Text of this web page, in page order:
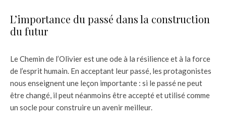
L’importance du passé dans la construction
du futur
Le Chemin de l’Olivier est une ode à la résilience et à la force
de l’esprit humain. En acceptant leur passé, les protagonistes
nous enseignent une leçon importante : si le passé ne peut
être changé, il peut néanmoins être accepté et utilisé comme
un socle pour construire un avenir meilleur.